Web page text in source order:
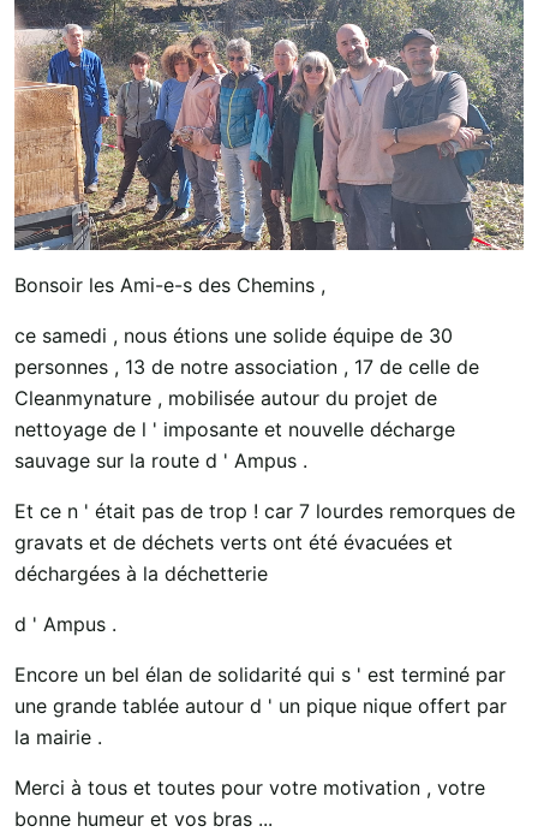
Bonsoir les Ami-e-s des Chemins ,
ce samedi , nous étions une solide équipe de 30
personnes , 13 de notre association , 17 de celle de
Cleanmynature , mobilisée autour du projet de
nettoyage de l ' imposante et nouvelle décharge
sauvage sur la route d ' Ampus .
Et ce n ' était pas de trop ! car 7 lourdes remorques de
gravats et de déchets verts ont été évacuées et
déchargées à la déchetterie
d ' Ampus .
Encore un bel élan de solidarité qui s ' est terminé par
une grande tablée autour d ' un pique nique offert par
la mairie .
Merci à tous et toutes pour votre motivation , votre
bonne humeur et vos bras ...